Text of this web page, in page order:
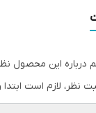
دستی که به
درباره این محصول
نظر، لازم است